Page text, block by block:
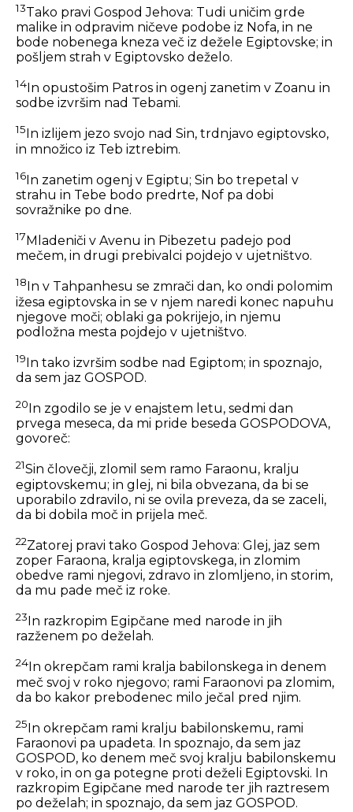
13Tako pravi Gospod Jehova: Tudi uničim grde
malike in odpravim ničeve podobe iz Nofa, in ne
bode nobenega kneza več iz dežele Egiptovske; in
pošljem strah v Egiptovsko deželo.
14 In opustošim Patros in ogenj zanetim v Zoanu in
sodbe izvršim nad Tebami.
15 In izlijem jezo svojo nad Sin, trdnjavo egiptovsko,
in množico iz Teb iztrebim.
16In zanetim ogenj v Egiptu; Sin bo trepetal v
strahu in Tebe bodo predrte, Nof pa dobi
sovražnike po dne.
17 Mladeniči v Avenu in Pibezetu padejo pod
mečem, in drugi prebivalci pojdejo v ujetništvo.
18 In v Tahpanhesu se zmrači dan, ko ondi polomim
ižesa egiptovska in se v njem naredi konec napuhu
njegove moči; oblaki ga pokrijejo, in njemu
podložna mesta pojdejo v ujetništvo.
19In tako izvršim sodbe nad Egiptom; in spoznajo,
da sem jaz GOSPOD.
20 In zgodilo se je v enajstem letu, sedmi dan
prvega meseca, da mi pride beseda GOSPODOVA,
govoreč:
21Sin človečji, zlomil sem ramo Faraonu, kralju
egiptovskemu; in glej, ni bila obvezana, da bi se
uporabilo zdravilo, ni se ovila preveza, da se zaceli,
da bi dobila moč in prijela meč.
22Zatorej pravi tako Gospod Jehova: Glej, jaz sem
zoper Faraona, kralja egiptovskega, in zlomim
obedve rami njegovi, zdravo in zlomljeno, in storim,
da mu pade meč iz roke.
23 In razkropim Egipčane med narode in jih
razženem po deželah.
24 In okrepčam rami kralja babilonskega in denem
meč svoj v roko njegovo; rami Faraonovi pa zlomim,
da bo kakor prebodenec milo ječal pred njim.
25In okrepčam rami kralju babilonskemu, rami
Faraonovi pa upadeta. In spoznajo, da sem jaz
GOSPOD, ko denem meč svoj kralju babilonskemu
v roko, in on ga potegne proti deželi Egiptovski. In
razkropim Egipčane med narode ter jih raztresem
po deželah; in spoznajo, da sem jaz GOSPOD.